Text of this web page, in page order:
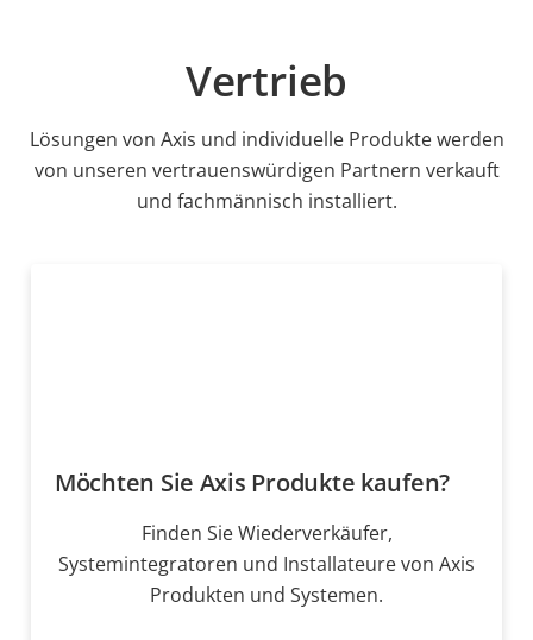
Vertrieb
Lösungen von Axis und individuelle Produkte werden
von unseren vertrauenswürdigen Partnern verkauft
und fachmännisch installiert.
Möchten Sie Axis Produkte kaufen?
Finden Sie Wiederverkäufer,
Systemintegratoren und Installateure von Axis
Produkten und Systemen.